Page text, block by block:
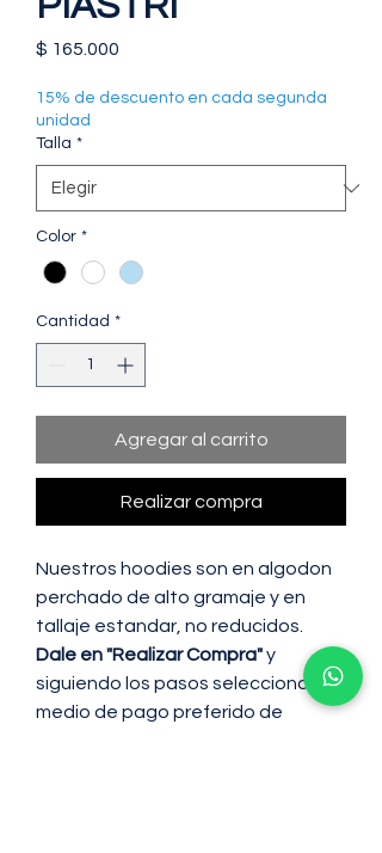
$ 165.000
15% de descuento en cada segunda
unidad
Talla *
Color *
Cantidad *
Agregar al carrito
Realizar compra
Nuestros hoodies son en algodon
perchado de alto gramaje y en
tallaje estandar, no reducidos.
Dale en "Realizar Compra"y
siguiendo los pasos selecciona tu
medio de pago preferido de